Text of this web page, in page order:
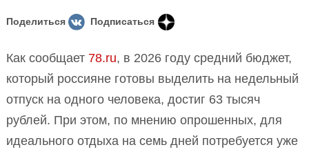
Поделиться Подписаться
Как сообщает 78.ru, в 2026 году средний бюджет,
который россияне готовы выделить на недельный
отпуск на одного человека, достиг 63 тысяч
рублей. При этом, по мнению опрошенных, для
идеального отдыха на семь дней потребуется уже